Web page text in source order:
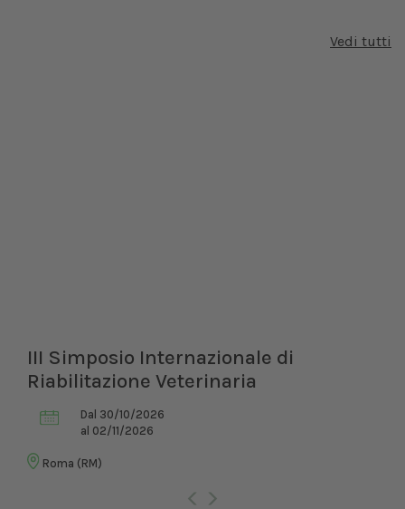
Vedi tutti
III Simposio Internazionale di
Riabilitazione Veterinaria
Dal 30/10/2026
al 02/11/2026
Roma (RM)